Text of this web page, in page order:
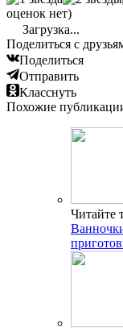
оценок нет)
Загрузка...
Поделиться с
Поделиться
Отправить
Класснуть
Похожие
Читайте